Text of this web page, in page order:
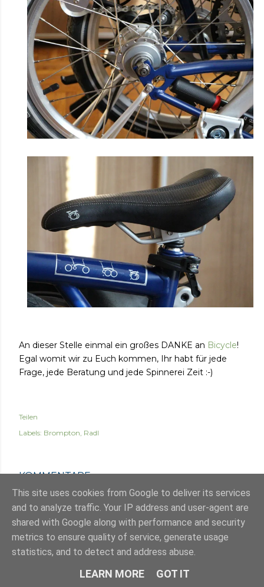
An dieser Stelle einmal ein großes DANKE an Bicycle!
Egal womit wir zu Euch kommen, Ihr habt für jede
Frage, jede Beratung und jede Spinnerei Zeit :-)
Teilen
Labels: Brompton Radl
KOMMENTARE
This site uses cookies from Google to deliver its services
and to analyze traffic. Your IP address and user-agent are
shared with Google along with performance and security
metrics to ensure quality of service, generate usage
statistics, and to detect and address abuse.
LEARN MORE GOT IT